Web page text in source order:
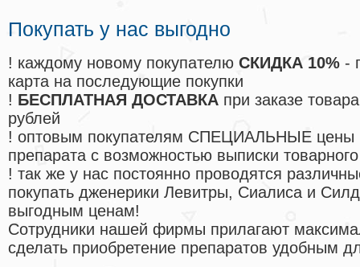
Покупать у нас выгодно
! каждому новому покупателю СКИДКА 10% -
карта на последующие покупки
! БЕСПЛАТНАЯ ДОСТАВКА при заказе
рублей
! оптовым покупателям СПЕЦИАЛЬНЫЕ цены
препарата с возможностью выписки
! так же у нас постоянно проводятся
покупать дженерики Левитры, Сиалиса и
выгодным ценам!
Cотрудники нашей фирмы прилагают
сделать приобретение препаратов удобным